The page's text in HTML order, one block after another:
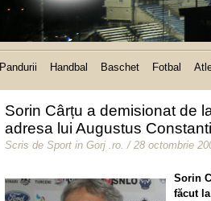
Pandurii Handbal Baschet Fotbal
Sorin Cârțu a demisionat de
adresa lui Augustus
Scris de Sport in Gorj .ro. / 28 octombrie
Sorin
făcut